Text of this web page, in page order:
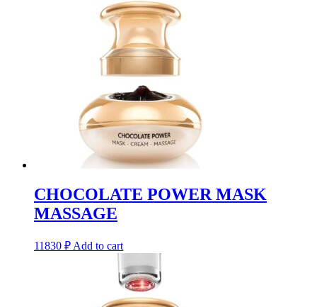
CHOCOLATE POWER MASK
MASSAGE
11830 ₽ Add to cart